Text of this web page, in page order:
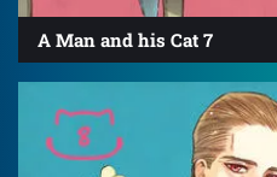
A Man and his Cat 7